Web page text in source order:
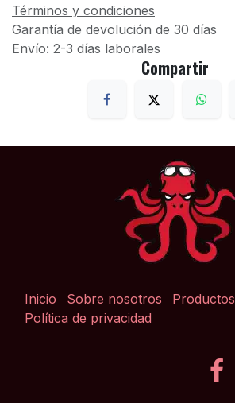
Términos y condiciones
Garantía de devolución de 30 días
Envío: 2-3 días laborales
Compartir
Inicio Sobre nosotros Productos
Política de privacidad